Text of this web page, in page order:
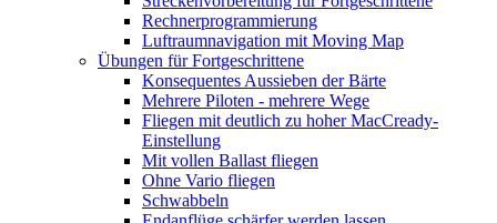
Rechnerprogrammierung
Luftraumnavigation mit Moving Map
Übungen für Fortgeschrittene
Konsequentes Aussieben der Bärte
Mehrere Piloten - mehrere Wege
Fliegen mit deutlich zu hoher MacCready-
Einstellung
Mit vollen Ballast fliegen
Ohne Vario fliegen
Schwabbeln